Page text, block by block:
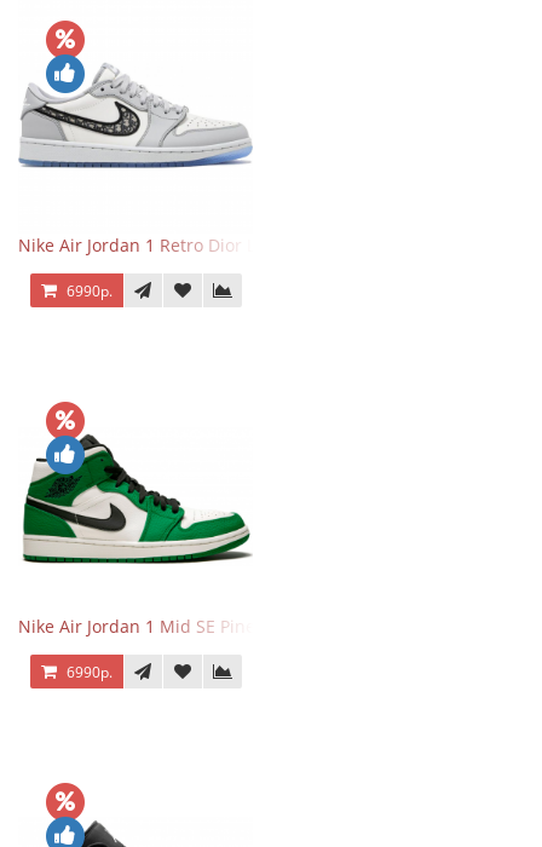
Nike Air Jordan 1 Retro Dior Low
6990р.
Nike Air Jordan 1 Mid SE Pine Green
6990р.